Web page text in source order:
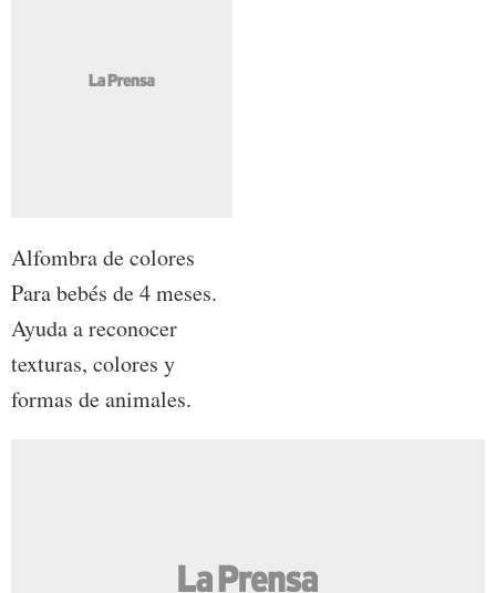
Alfombra de colores
Para bebés de 4 meses.
Ayuda a reconocer
texturas, colores y
formas de animales.